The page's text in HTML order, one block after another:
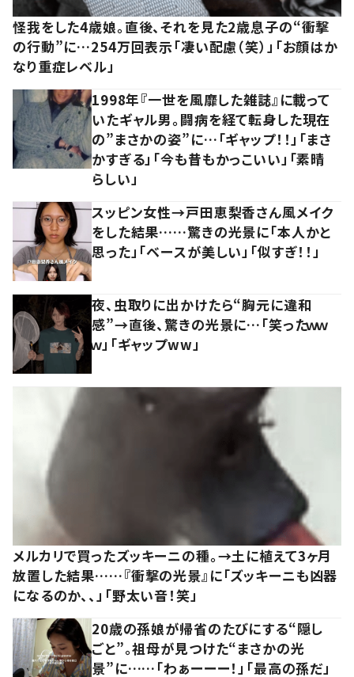
怪我をした4歳娘。直後、それを見た2歳息子の“衝撃
の行動”に…254万回表示「凄い配慮（笑）」「お顔はか
なり重症レベル」
1998年『一世を風靡した雑誌』に載って
いたギャル男。闘病を経て転身した現在
の”まさかの姿”に…「ギャップ！！」「まさ
かすぎる」「今も昔もかっこいい」「素晴
らしい」
スッピン女性→戸田恵梨香さん風メイク
をした結果……驚きの光景に「本人かと
思った」「ベースが美しい」「似すぎ！！」
夜、虫取りに出かけたら“胸元に違和
感”→直後、驚きの光景に…「笑ったｗｗ
ｗ」「ギャップww」
メルカリで買ったズッキーニの種。→土に植えて3ヶ月
放置した結果……『衝撃の光景』に「ズッキーニも凶器
になるのか、、」「野太い音！笑」
20歳の孫娘が帰省のたびにする“隠し
ごと”。祖母が見つけた“まさかの光
景”に……「わぁーーー！」「最高の孫だ」